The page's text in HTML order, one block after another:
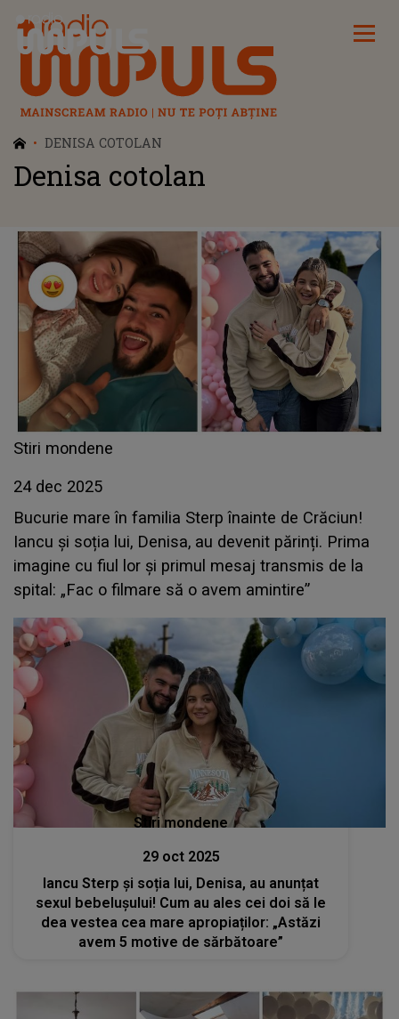
Radio Impuls
DENISA COTOLAN
Denisa cotolan
Stiri mondene
24 dec 2025
Bucurie mare în familia Sterp înainte de Crăciun!
Iancu și soția lui, Denisa, au devenit părinți. Prima
imagine cu fiul lor și primul mesaj transmis de la
spital: „Fac o filmare să o avem amintire”
Stiri mondene
29 oct 2025
Iancu Sterp și soția lui, Denisa, au anunțat
sexul bebelușului! Cum au ales cei doi să le
dea vestea cea mare apropiaților: „Astăzi
avem 5 motive de sărbătoare”